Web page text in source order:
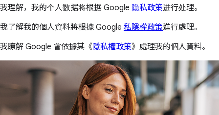
我理解，我的个人数据将根据 Google 隐私政策进行处理。
我了解我的個人資料將根據 Google 私隱權政策進行處理。
我瞭解 Google 會依據其《隱私權政策》處理我的個人資料。